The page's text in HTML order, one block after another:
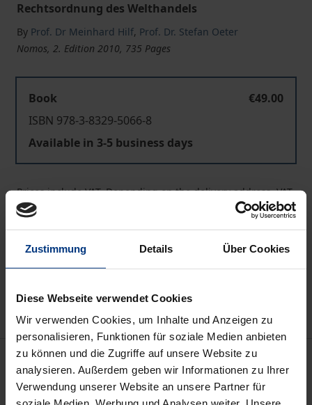
Zustimmung Details Über Cookies
Diese Webseite verwendet Cookies
Wir verwenden Cookies, um Inhalte und Anzeigen zu
personalisieren, Funktionen für soziale Medien anbieten
zu können und die Zugriffe auf unsere Website zu
analysieren. Außerdem geben wir Informationen zu Ihrer
Verwendung unserer Website an unsere Partner für
Rechtsordnung des Welthandels
By Prof. Dr Meinhard Hilf, Prof. Dr. Stefan Oeter
Nomos, 2. Edition 2010, 735 Pages
Book
€49.00
ISBN 978-3-8329-5066-8
Available in 3-5 business days
Prices include VAT. Depending on the delivery address, VAT
may vary at checkout.
Add to Cart
Add to Wish List
Description
Das Lehr- und Praxisbuch vermittelt eine vertiefende